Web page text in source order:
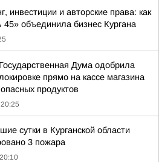
инвестиции и авторские права: как
45» объединила бизнес Кургана
Дума одобрила
прямо на кассе магазина
продуктов
сутки в Курганской области
3 пожара